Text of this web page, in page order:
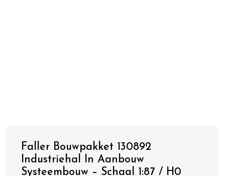
Faller Bouwpakket 130892
Industriehal In Aanbouw
Systeembouw – Schaal 1:87 / H0